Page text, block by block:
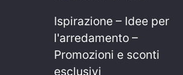
Ispirazione – Idee per
l'arredamento –
Promozioni e sconti
esclusivi